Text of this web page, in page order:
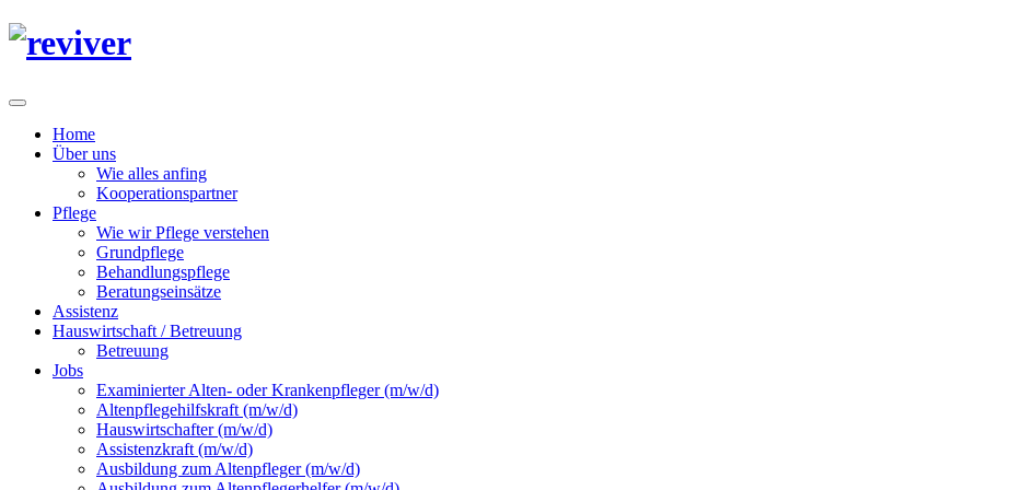
Home
Über uns
Wie alles anfing
Kooperationspartner
Pflege
Wie wir Pflege verstehen
Grundpflege
Behandlungspflege
Beratungseinsätze
Assistenz
Hauswirtschaft / Betreuung
Betreuung
Jobs
Examinierter Alten- oder Krankenpfleger (m/w/d)
Altenpflegehilfskraft (m/w/d)
Hauswirtschafter (m/w/d)
Assistenzkraft (m/w/d)
Ausbildung zum Altenpfleger (m/w/d)